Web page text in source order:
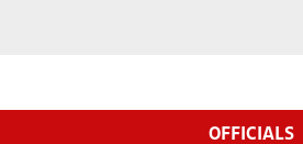
OFFICIALS